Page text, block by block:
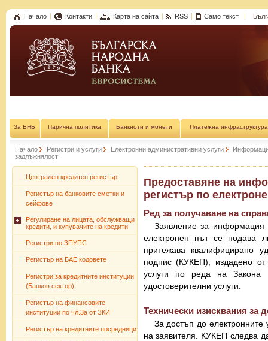
Начало Контакти Карта на сайта RSS Само текст
За БНБ Парична политика Банкноти и монети Платежна инфраструктура
Начало Регистри и услуги Електронни административни услуги
задлъжнялост
Централен кредитен регистър
Регистър на банковите сметки и
сейфове
Регулиране на лицата, обслужващи
кредити, и купувачите на кредити
Регистри по ЗПУПС
Регистър на БАЕ кодовете
Регистри за кредитните институции
(Банков сектор)
Регистър на финансовите
институции по чл.3а от ЗКИ
Регистър на кредитните посредници
Предоставяне на
регистър по
Ред за получаване на
Заявление за информация
електронен път се подава
притежава квалифицирано
подпис (КУКЕП), издадено от
услуги по реда на Закона
удостоверителни услуги.
Технически изисквания за
За достъп до
на заявителя. КУКЕП следва